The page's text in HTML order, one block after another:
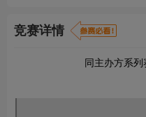
竞赛详情
同主办方系